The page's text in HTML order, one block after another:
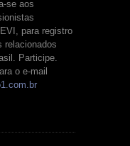
se aos
para registro
relacionados
Participe.
o e-mail